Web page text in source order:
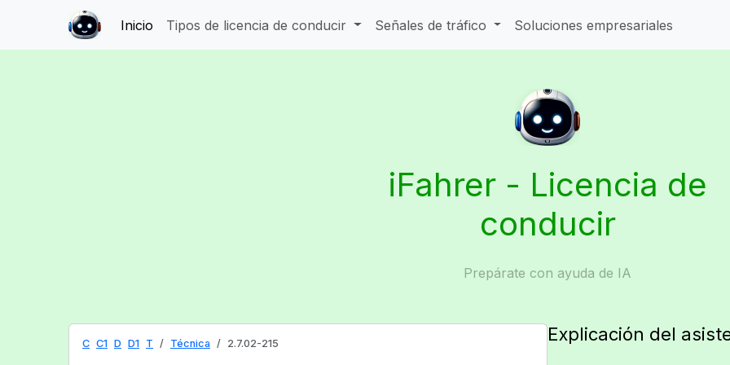
Inicio Tipos de licencia de conducir Señales de tráfico Soluciones empresariales
iFahrer - Licencia de
conducir
Prepárate con ayuda de IA
C C1 D D1 T Técnica 2.7.02-215 Explicación del